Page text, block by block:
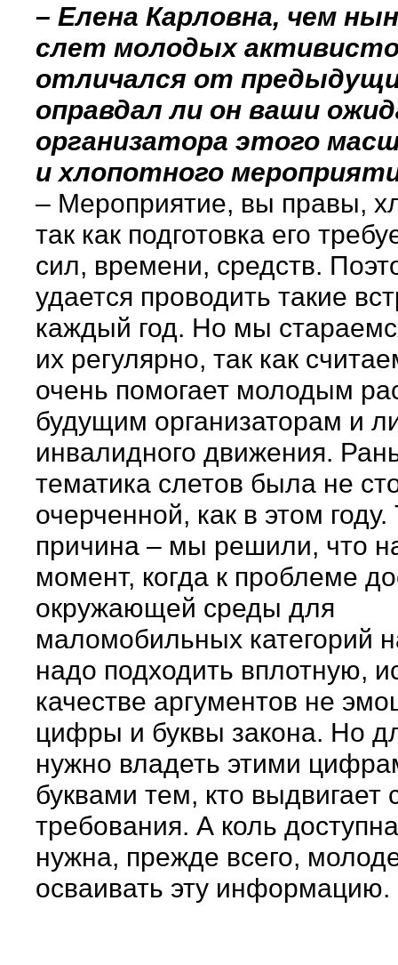
– Елена Карловна, чем
слет молодых
отличался от
оправдал ли он ваши
организатора этого
и хлопотного
– Мероприятие, вы правы,
так как подготовка его
сил, времени, средств.
удается проводить такие
каждый год. Но мы
их регулярно, так как
очень помогает молодым
будущим организаторам и
инвалидного движения.
тематика слетов была не
очерченной, как в этом
причина – мы решили, что
момент, когда к проблеме
окружающей среды для
маломобильных категорий
надо подходить вплотную,
качестве аргументов не
цифры и буквы закона. Но
нужно владеть этими
буквами тем, кто выдвигает
требования. А коль
нужна, прежде всего,
осваивать эту информацию.